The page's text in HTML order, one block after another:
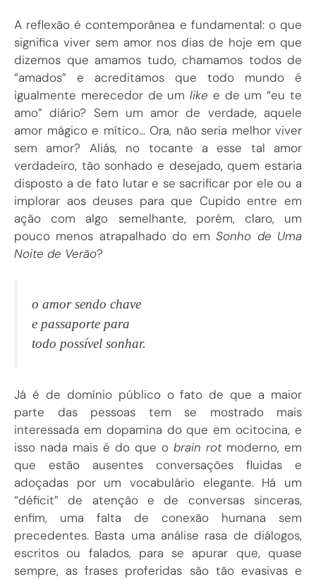
A reflexão é contemporânea e fundamental: o que
significa viver sem amor nos dias de hoje em que
dizemos que amamos tudo, chamamos todos de
“amados” e acreditamos que todo mundo é
igualmente merecedor de umlike e de um “eu te
amo” diário? Sem um amor de verdade, aquele
amor mágico e mítico… Ora, não seria melhor viver
sem amor? Aliás, no tocante a esse tal amor
verdadeiro, tão sonhado e desejado, quem estaria
disposto a de fato lutar e se sacrificar por ele ou a
implorar aos deuses para que Cupido entre em
ação com algo semelhante, porém, claro, um
pouco menos atrapalhado do emSonho de Uma
Noite de Verão?
o amor sendo chave
e passaporte para
todo possível sonhar.
Já é de domínio público o fato de que a maior
parte das pessoas tem se mostrado mais
interessada em dopamina do que em ocitocina, e
isso nada mais é do que o brain rotmoderno, em
que estão ausentes conversações fluidas e
adoçadas por um vocabulário elegante. Há um
“déficit” de atenção e de conversas sinceras,
enfim, uma falta de conexão humana sem
precedentes. Basta uma análise rasa de diálogos,
escritos ou falados, para se apurar que, quase
sempre, as frases proferidas são tão evasivas e